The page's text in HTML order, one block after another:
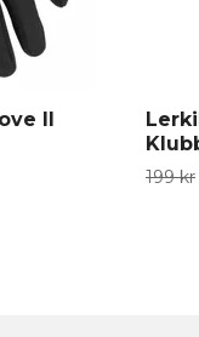
II
199 kr